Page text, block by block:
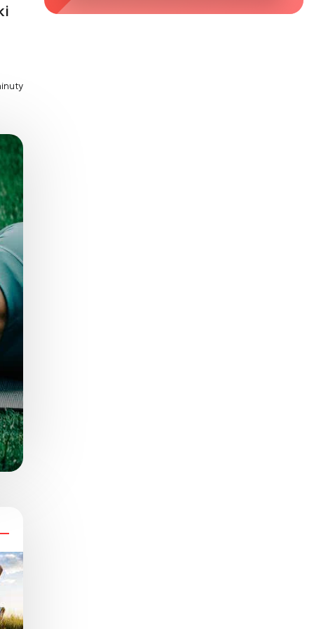
Zaburzenie mikrobioty jelitowej